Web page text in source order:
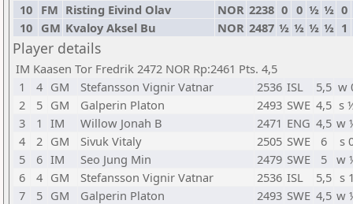
10 FM Risting Eivind Olav NOR 2238 0 0 ½ ½ 0
10 GM Kvaloy Aksel Bu NOR 2487 ½ ½ ½ ½ 1
Player details
IM Kaasen Tor Fredrik 2472 NOR Rp:2461 Pts. 4,5
1
4 GM Stefansson Vignir Vatnar 2536 ISL 5,5 w
2
5 GM Galperin Platon 2493 SWE 4,5 s
3
1 IM Willow Jonah B 2471 ENG 4,5 w
4
2 GM Sivuk Vitaly 2505 SWE 6
s
5
6 IM Seo Jung Min 2479 SWE 5 w
6
4 GM Stefansson Vignir Vatnar 2536 ISL 5,5 s
7
5 GM Galperin Platon 2493 SWE 4,5 w